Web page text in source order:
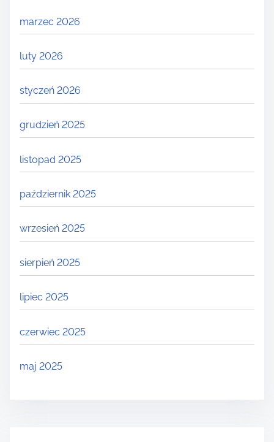
marzec 2026
luty 2026
styczeń 2026
grudzień 2025
listopad 2025
październik 2025
wrzesień 2025
sierpień 2025
lipiec 2025
czerwiec 2025
maj 2025